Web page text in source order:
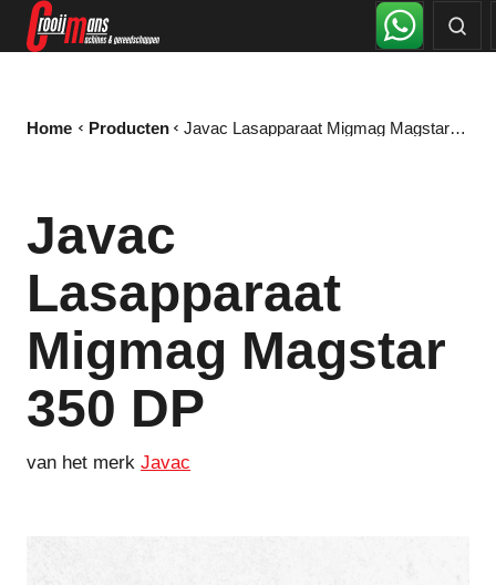
Home Producten Javac Lasapparaat Migmag Magstar 350 DP
Javac
Lasapparaat
Migmag Magstar
350 DP
van het merk Javac